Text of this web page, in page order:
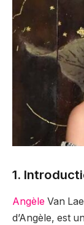
1.
Angèle Van
d’Angèle, est